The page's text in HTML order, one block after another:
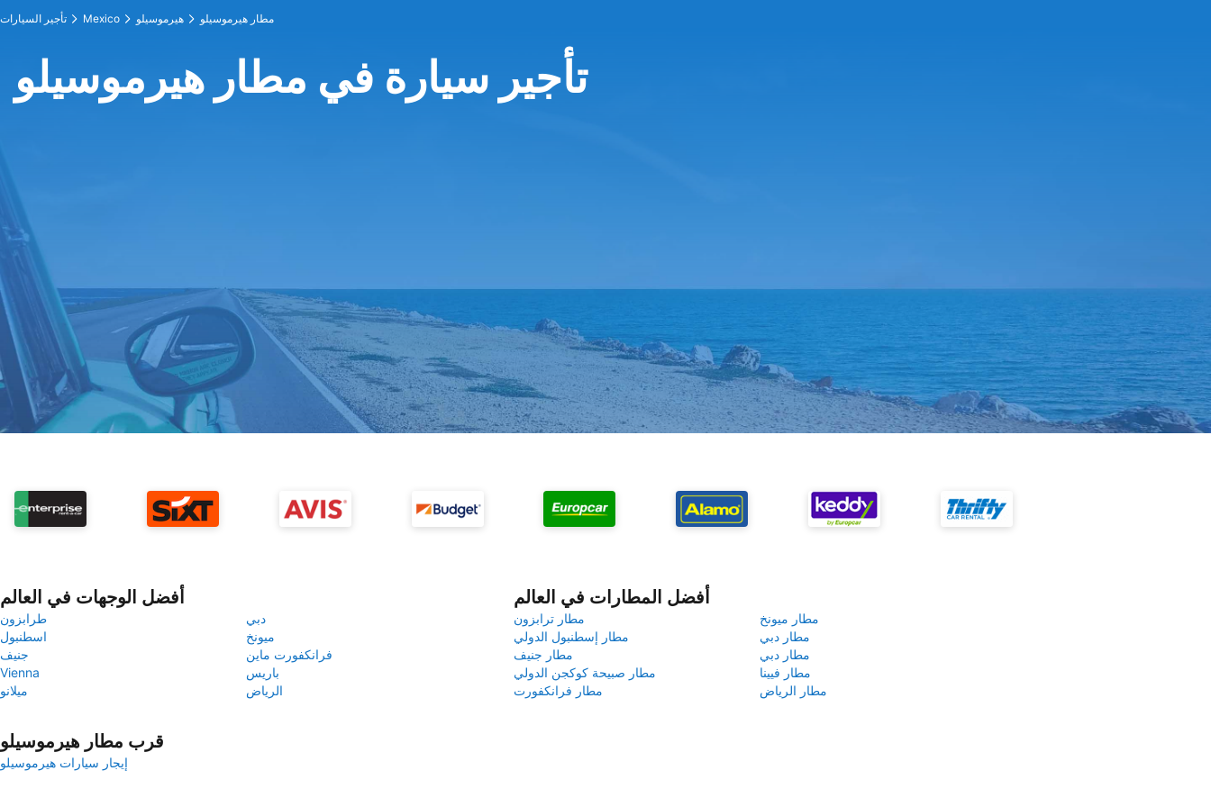
تأجير السيارات Mexico هيرموسيلو مطار هيرموسيلو
تأجير سيارة في مطار هيرموسيلو
أفضل الوجهات في العالم
طرابزون
دبي
اسطنبول
ميونخ
جنيف
فرانكفورت ماين
Vienna
باريس
ميلانو
الرياض
أفضل المطارات في العالم
مطار ترابزون
مطار ميونخ
مطار إسطنبول الدولي
مطار دبي
مطار جنيف
مطار دبي
مطار صبيحة كوكجن الدولي
مطار فيينا
مطار فرانكفورت
مطار الرياض
قرب مطار هيرموسيلو
إيجار سيارات هيرموسيلو